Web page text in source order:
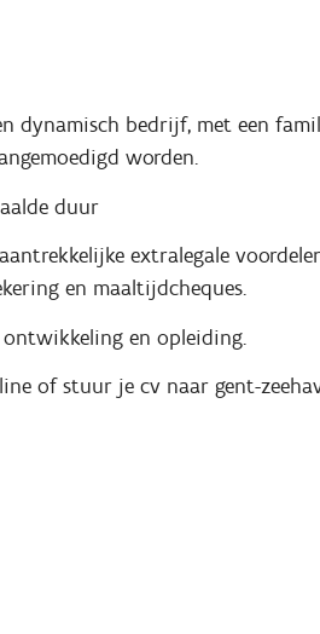
dynamisch bedrijf, met een
worden.
duur
extralegale
en maaltijdcheques.
en opleiding.
of stuur je cv naar gent-